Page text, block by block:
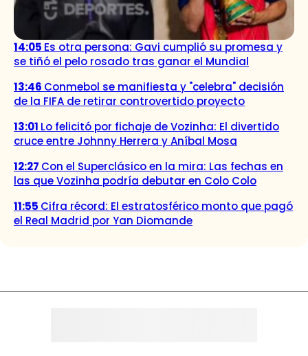
14:05 Es otra persona: Gavi cumplió su promesa y
se tiñó el pelo rosado tras ganar el Mundial
13:46 Conmebol se manifiesta y "celebra" decisión
de la FIFA de retirar controvertido proyecto
13:01 Lo felicitó por fichaje de Vozinha: El divertido
cruce entre Johnny Herrera y Aníbal Mosa
12:27 Con el Superclásico en la mira: Las fechas en
las que Vozinha podría debutar en Colo Colo
11:55 Cifra récord: El estratosférico monto que pagó
el Real Madrid por Yan Diomande